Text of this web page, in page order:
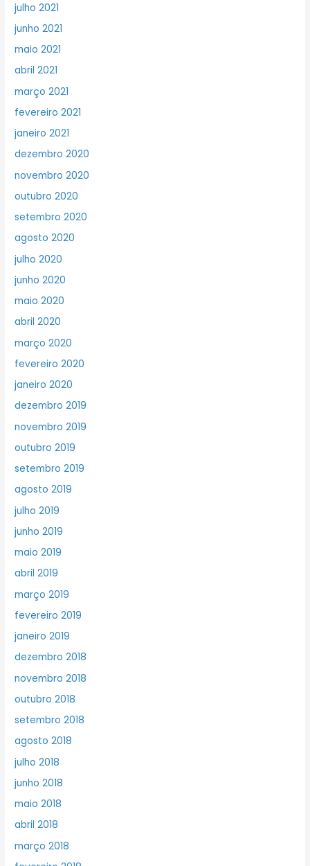
julho 2021
junho 2021
maio 2021
abril 2021
março 2021
fevereiro 2021
janeiro 2021
dezembro 2020
novembro 2020
outubro 2020
setembro 2020
agosto 2020
julho 2020
junho 2020
maio 2020
abril 2020
março 2020
fevereiro 2020
janeiro 2020
dezembro 2019
novembro 2019
outubro 2019
setembro 2019
agosto 2019
julho 2019
junho 2019
maio 2019
abril 2019
março 2019
fevereiro 2019
janeiro 2019
dezembro 2018
novembro 2018
outubro 2018
setembro 2018
agosto 2018
julho 2018
junho 2018
maio 2018
abril 2018
março 2018